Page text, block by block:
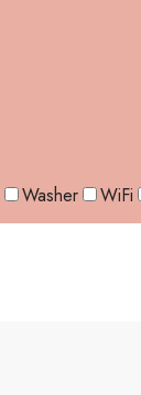
Washer WiFi